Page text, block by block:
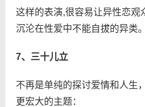
这样的表演,很容易让异性恋观
沉沦在性爱中不能自拔的异类。
7、三十儿立
不再是单纯的探讨爱情和人生
更宏大的主题：